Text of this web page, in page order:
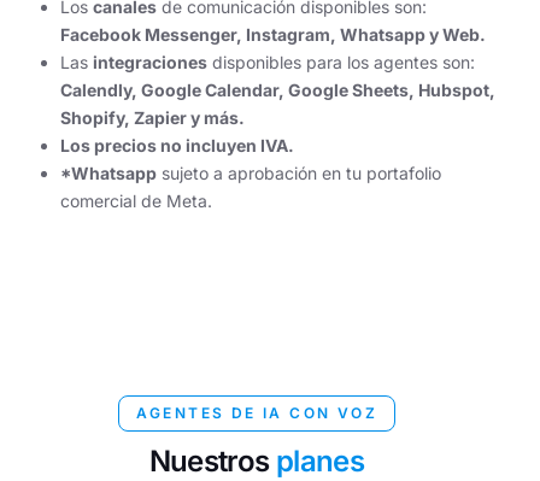
Los canales de comunicación disponibles son:
Facebook Messenger, Instagram, Whatsapp y Web.
Las integraciones disponibles para los agentes son:
Calendly, Google Calendar, Google Sheets, Hubspot,
Shopify, Zapier y más.
Los precios no incluyen IVA.
*Whatsapp sujeto a aprobación en tu portafolio
comercial de Meta.
AGENTES DE IA CON VOZ
Nuestros planes